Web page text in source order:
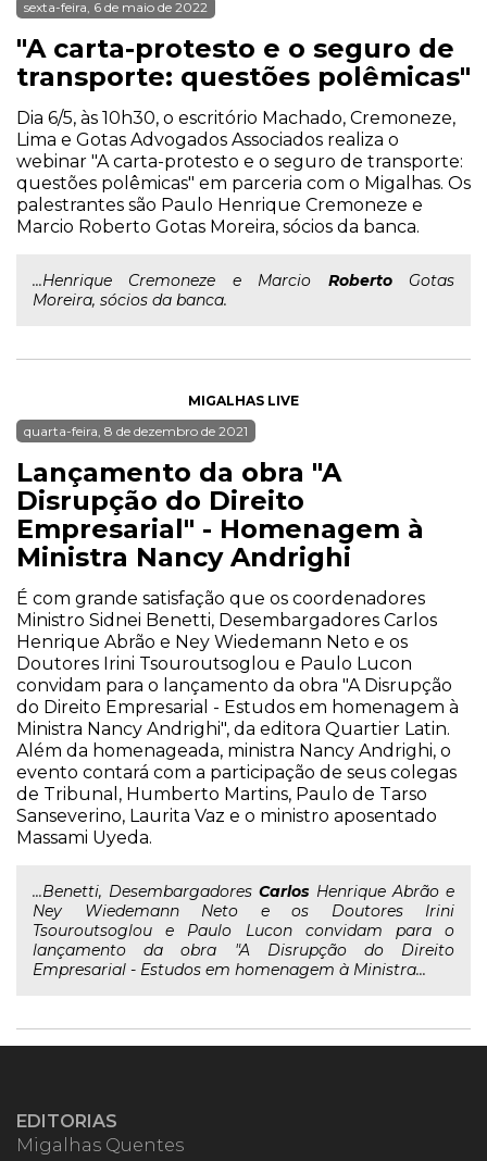
sexta-feira, 6 de maio de 2022
"A carta-protesto e o seguro de
transporte: questões polêmicas"
Dia 6/5, às 10h30, o escritório Machado, Cremoneze,
Lima e Gotas Advogados Associados realiza o
webinar "A carta-protesto e o seguro de transporte:
questões polêmicas" em parceria com o Migalhas. Os
palestrantes são Paulo Henrique Cremoneze e
Marcio Roberto Gotas Moreira, sócios da banca.
...Henrique Cremoneze e Marcio RobertoGotas
Moreira, sócios da banca.
MIGALHAS LIVE
quarta-feira, 8 de dezembro de 2021
Lançamento da obra "A
Disrupção do Direito
Empresarial" - Homenagem à
Ministra Nancy Andrighi
É com grande satisfação que os coordenadores
Ministro Sidnei Benetti, Desembargadores Carlos
Henrique Abrão e Ney Wiedemann Neto e os
Doutores Irini Tsouroutsoglou e Paulo Lucon
convidam para o lançamento da obra "A Disrupção
do Direito Empresarial - Estudos em homenagem à
Ministra Nancy Andrighi", da editora Quartier Latin.
Além da homenageada, ministra Nancy Andrighi, o
evento contará com a participação de seus colegas
de Tribunal, Humberto Martins, Paulo de Tarso
Sanseverino, Laurita Vaz e o ministro aposentado
Massami Uyeda.
...Benetti, DesembargadoresCarlos Henrique Abrão e
Ney Wiedemann Neto e os Doutores Irini
Tsouroutsoglou e Paulo Lucon convidam para o
lançamento da obra "A Disrupção do Direito
Empresarial - Estudos em homenagem à Ministra...
EDITORIAS
Migalhas Quentes